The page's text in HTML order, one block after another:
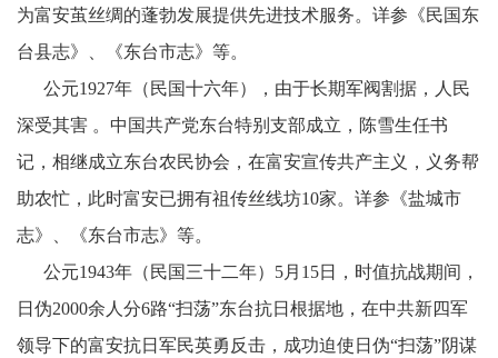
为富安茧丝绸的蓬勃发展提供先进技术服务。详参《民国东
台县志》、《东台市志》等。
公元1927年（民国十六年），由于长期军阀割据，人民
深受其害 。中国共产党东台特别支部成立，陈雪生任书
记，相继成立东台农民协会，在富安宣传共产主义，义务帮
助农忙，此时富安已拥有祖传丝线坊10家。详参《盐城市
志》、《东台市志》等。
公元1943年（民国三十二年）5月15日，时值抗战期间，
日伪2000余人分6路“扫荡”东台抗日根据地，在中共新四军
领导下的富安抗日军民英勇反击，成功迫使日伪“扫荡”阴谋